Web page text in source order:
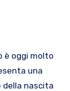
una
della nascita